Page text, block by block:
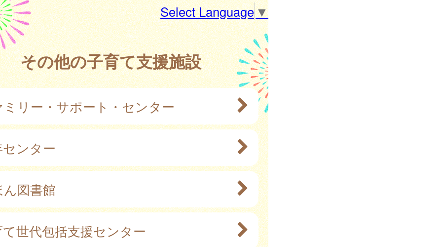
Select Language▼
その他の子育て支援施設
リー・サポート・センター
ンター
図書館
世代包括支援センター